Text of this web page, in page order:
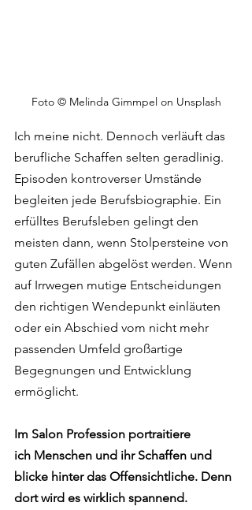
Foto © Melinda Gimmpel on Unsplash
Ich meine nicht. Dennoch verläuft das
berufliche Schaffen selten geradlinig.
Episoden kontroverser Umstände
begleiten jede Berufsbiographie. Ein
erfülltes Berufsleben gelingt den
meisten dann, wenn Stolpersteine von
guten Zufällen abgelöst werden. Wenn
auf Irrwegen mutige Entscheidungen
den richtigen Wendepunkt einläuten
oder ein Abschied vom nicht mehr
passenden Umfeld großartige
Begegnungen und Entwicklung
ermöglicht.
Im Salon Profession portraitiere
ich Menschen und ihr Schaffen und
blicke hinter das Offensichtliche. Denn
dort wird es wirklich spannend.